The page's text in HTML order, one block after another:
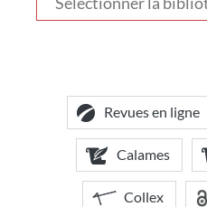
votre
bibliothèque
Revues en ligne
Calames
Collex